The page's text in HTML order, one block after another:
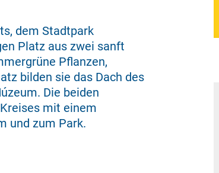
dem Stadtpark
Platz aus zwei sanft
Pflanzen,
bilden sie das Dach des
Die beiden
mit einem
und zum Park.